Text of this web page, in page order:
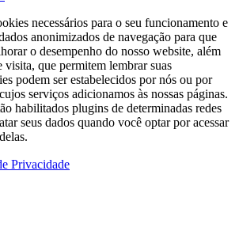
necessários para o seu funcionamento e
anonimizados de navegação para que
o desempenho do nosso website, além
visita, que permitem lembrar suas
podem ser estabelecidos por nós ou por
serviços adicionamos às nossas páginas.
habilitados plugins de determinadas redes
seus dados quando você optar por acessar
Privacidade